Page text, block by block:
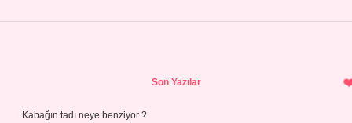
Son Yazılar
Kabağın tadı neye benziyor ?